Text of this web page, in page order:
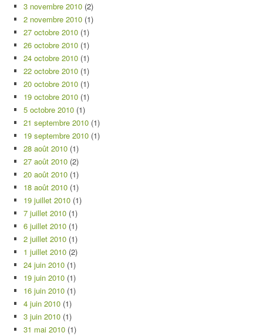
3 novembre 2010 (2)
2 novembre 2010 (1)
27 octobre 2010 (1)
26 octobre 2010 (1)
24 octobre 2010 (1)
22 octobre 2010 (1)
20 octobre 2010 (1)
19 octobre 2010 (1)
5 octobre 2010 (1)
21 septembre 2010 (1)
19 septembre 2010 (1)
28 août 2010 (1)
27 août 2010 (2)
20 août 2010 (1)
18 août 2010 (1)
19 juillet 2010 (1)
7 juillet 2010 (1)
6 juillet 2010 (1)
2 juillet 2010 (1)
1 juillet 2010 (2)
24 juin 2010 (1)
19 juin 2010 (1)
16 juin 2010 (1)
4 juin 2010 (1)
3 juin 2010 (1)
31 mai 2010 (1)